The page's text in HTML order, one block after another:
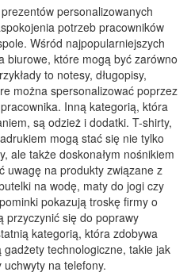
personalizowanych
potrzeb pracowników
Wśród najpopularniejszych
biurowe, które mogą być zarówno
to notesy, długopisy,
można spersonalizować poprzez
Inną kategorią, która
są odzież i dodatki. T-shirty,
mogą stać się nie tylko
ale także doskonałym nośnikiem
uwagę na produkty związane z
na wodę, maty do jogi czy
pokazują troskę firmy o
przyczynić się do poprawy
kategorią, która zdobywa
technologiczne, takie jak
uchwyty na telefony.